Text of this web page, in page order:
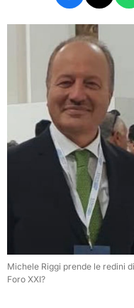
Michele Riggi prende le redini
Foro XXI?